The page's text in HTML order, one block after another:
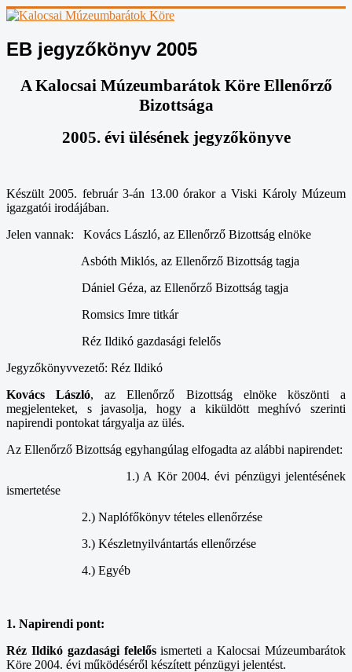
EB jegyzőkönyv 2005
A Kalocsai Múzeumbarátok Köre Ellenőrző
Bizottsága
2005. évi ülésének jegyzőkönyve
Készült 2005. február 3-án 13.00 órakor a Viski Károly Múzeum
igazgatói irodájában.
Jelen vannak: Kovács László, az Ellenőrző Bizottság elnöke
Asbóth Miklós, az Ellenőrző Bizottság tagja
Dániel Géza, az Ellenőrző Bizottság tagja
Romsics Imre titkár
Réz Ildikó gazdasági felelős
Jegyzőkönyvvezető: Réz Ildikó
Kovács László, az Ellenőrző Bizottság elnöke köszönti a
megjelenteket, s javasolja, hogy a kiküldött meghívó szerinti
napirendi pontokat tárgyalja az ülés.
Az Ellenőrző Bizottság egyhangúlag elfogadta az alábbi napirendet:
1.) A Kör 2004. évi pénzügyi jelentésének
ismertetése
2.) Naplófőkönyv tételes ellenőrzése
3.) Készletnyilvántartás ellenőrzése
4.) Egyéb
1. Napirendi pont:
Réz Ildikó gazdasági felelősismerteti a Kalocsai Múzeumbarátok
Köre 2004. évi működéséről készített pénzügyi jelentést.